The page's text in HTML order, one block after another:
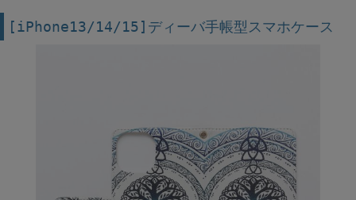
[iPhone13/14/15]ディーバ手帳型スマホケース